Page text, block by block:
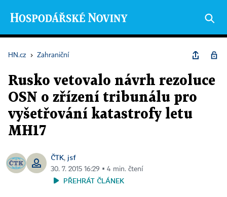
HN.cz › Zahraniční
Rusko vetovalo návrh rezoluce
OSN o zřízení tribunálu pro
vyšetřování katastrofy letu
MH17
ČTK, jsf
30. 7. 2015 16:29 ▪ 4 min. čtení
PŘEHRÁT ČLÁNEK